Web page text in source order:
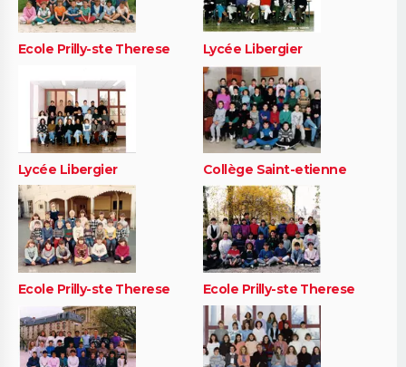
Ecole Prilly-ste Therese Lycée Libergier
Lycée Libergier Collège Saint-etienne
Ecole Prilly-ste Therese Ecole Prilly-ste Therese